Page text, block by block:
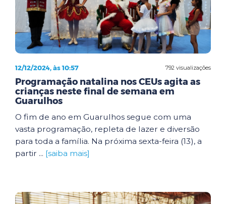
792 visualizações
12/12/2024, às 10:57
Programação natalina nos CEUs agita as
crianças neste final de semana em
Guarulhos
O fim de ano em Guarulhos segue com uma
vasta programação, repleta de lazer e diversão
para toda a família. Na próxima sexta-feira (13), a
partir ... [saiba mais]